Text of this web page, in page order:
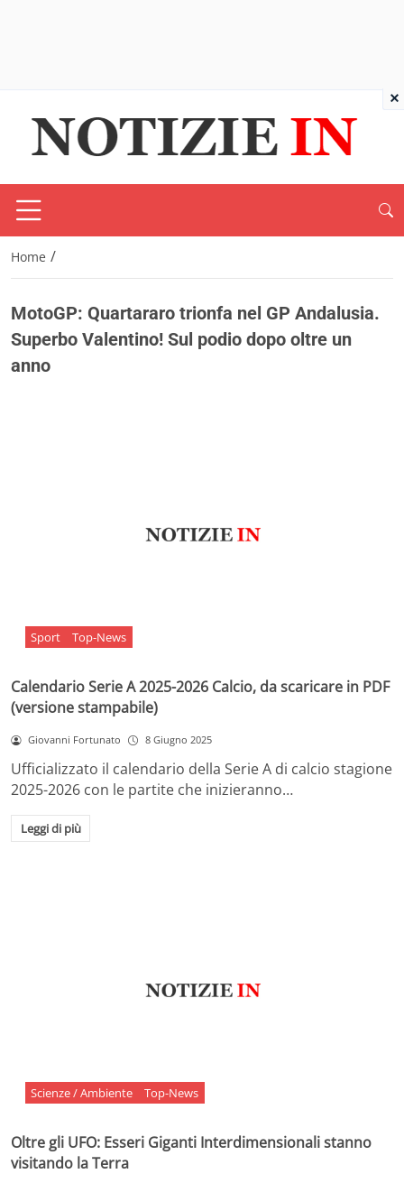
Home /
MotoGP: Quartararo trionfa nel GP Andalusia.
Superbo Valentino! Sul podio dopo oltre un
anno
Sport Top-News
Calendario Serie A 2025-2026 Calcio, da scaricare in PDF
(versione stampabile)
Giovanni Fortunato 8 Giugno 2025
Ufficializzato il calendario della Serie A di calcio stagione
2025-2026 con le partite che inizieranno…
Leggi di più
Scienze / Ambiente Top-News
Oltre gli UFO: Esseri Giganti Interdimensionali stanno
visitando la Terra
×